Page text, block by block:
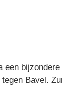
Bavel.